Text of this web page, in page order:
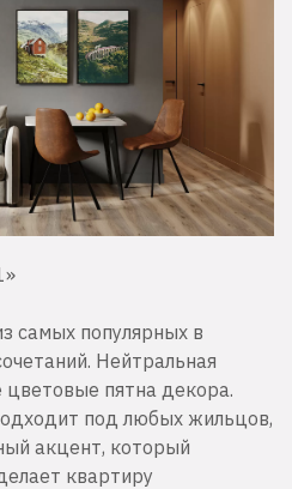
самых популярных в
Нейтральная
цветовые пятна декора.
под любых жильцов,
акцент, который
квартиру